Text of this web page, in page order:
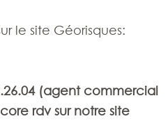
le site Géorisques:
(agent commercial
rdv sur notre site